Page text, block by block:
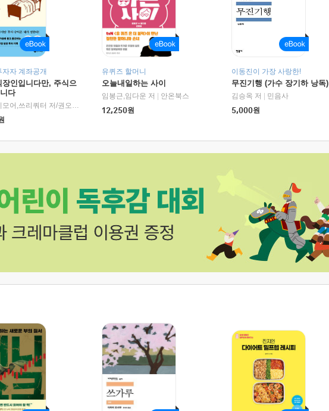
자자 계좌공개
장인입니다만, 주식으
다
서정,제시모어,쓰리쿼터 저/권오태,시그널리포트 편
유퀴즈 할머니
오늘내일하는 사이
임봉근,임다운 저
안온북스
12,250원
이동진이 가장 사랑한!
무진기행 (가수 장기하 낭독)
김승옥 저
민음사
5,000원